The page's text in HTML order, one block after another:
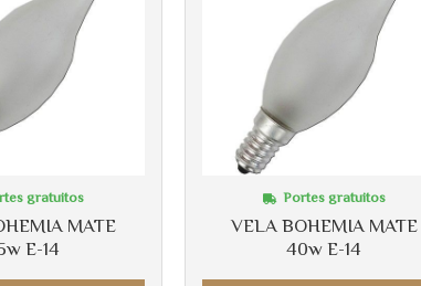
MATE
E-14
gratuitos
VELA BOHEMIA MATE
40w E-14
Portes gratuitos